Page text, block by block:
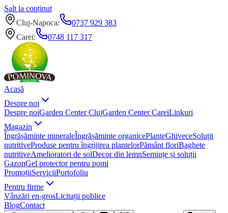
Salt la conținut
Cluj-Napoca:
0737 929 383
Carei: 0748 117 317
Acasă
Despre noi
Despre noiGarden Center ClujGarden Center CareiLinkuri
Magazin
Îngrășăminte mineraleÎngrășăminte organicePlanteGhiveceSoluții
nutritiveProduse pentru îngrijirea plantelorPământ floriBaghete
nutritiveAmelioratori de solDecor din lemnSemințe și soluții
GazonGel protector pentru pomi
PromoțiiServiciiPortofoliu
Pentru firme
Vânzări en-grosLicitații publice
BlogContact